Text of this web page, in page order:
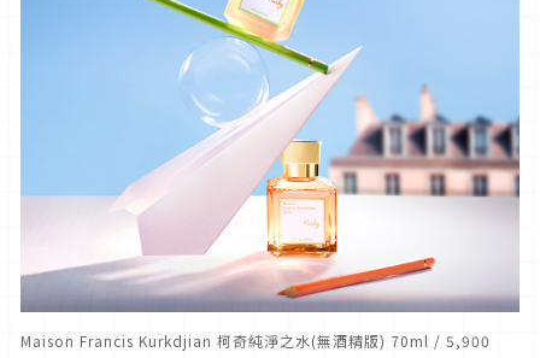
Maison Francis Kurkdjian 柯奇純淨之水(無酒精版) 70ml / 5,900